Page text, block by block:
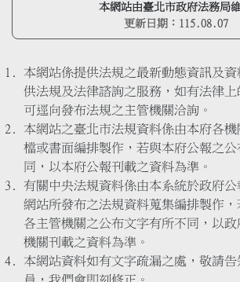
本網站由臺北市政府法務局
更新日期： 115.08.07
本網站係提供法規之最新動態資訊及
供法規及法律諮詢之服務，如有法律
可逕向發布法規之主管機關洽詢。
本網站之臺北市法規資料係由本府各
檔或書面編排製作，若與本府公報之公
同，以本府公報刊載之資料為準。
有關中央法規資料係由本系統於政府
網站所發布之法規資料蒐集編排製作
各主管機關之公布文字有所不同，以
機關刊載之資料為準。
本網站資料如有文字疏漏之處，敬請告
員，我們會即刻修正。